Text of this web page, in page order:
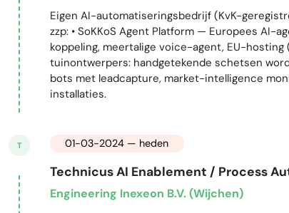
Eigen AI-automatiseringsbedrijf (KvK-
zzp: • SoKKoS Agent Platform — Europees AI-
koppeling, meertalige voice-agent, EU-
tuinontwerpers: handgetekende schetsen
bots met leadcapture, market-intelligence
installaties.
T 01-03-2024 — heden
Technicus AI Enablement / Process
Engineering Inexeon B.V. (Wijchen)